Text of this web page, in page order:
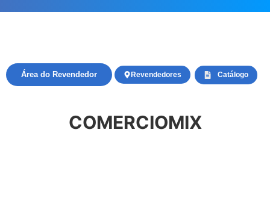
Catálogo
Revendedores
Área do Revendedor
COMERCIOMIX